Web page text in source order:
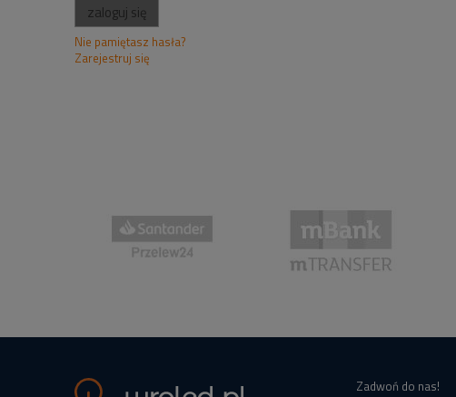
zaloguj się
Nie pamiętasz hasła?
Zarejestruj się
Zadwoń do nas!